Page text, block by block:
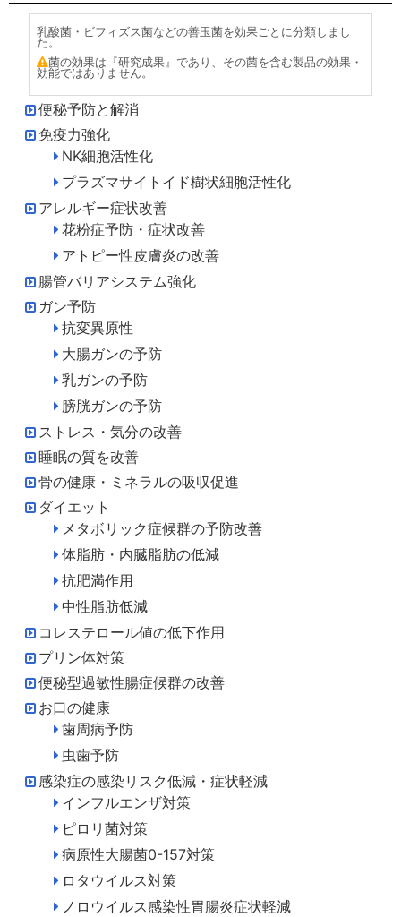
乳酸菌・ビフィズス菌などの善玉菌を効果ごとに分類しまし
た。
菌の効果は『研究成果』であり、その菌を含む製品の効果・
効能ではありません。
便秘予防と解消
免疫力強化
NK細胞活性化
プラズマサイトイド樹状細胞活性化
アレルギー症状改善
花粉症予防・症状改善
アトピー性皮膚炎の改善
腸管バリアシステム強化
ガン予防
抗変異原性
大腸ガンの予防
乳ガンの予防
膀胱ガンの予防
ストレス・気分の改善
睡眠の質を改善
骨の健康・ミネラルの吸収促進
ダイエット
メタボリック症候群の予防改善
体脂肪・内臓脂肪の低減
抗肥満作用
中性脂肪低減
コレステロール値の低下作用
プリン体対策
便秘型過敏性腸症候群の改善
お口の健康
歯周病予防
虫歯予防
感染症の感染リスク低減・症状軽減
インフルエンザ対策
ピロリ菌対策
病原性大腸菌0-157対策
ロタウイルス対策
ノロウイルス感染性胃腸炎症状軽減